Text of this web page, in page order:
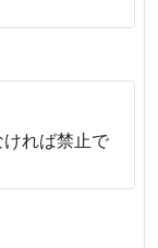
れば禁止で